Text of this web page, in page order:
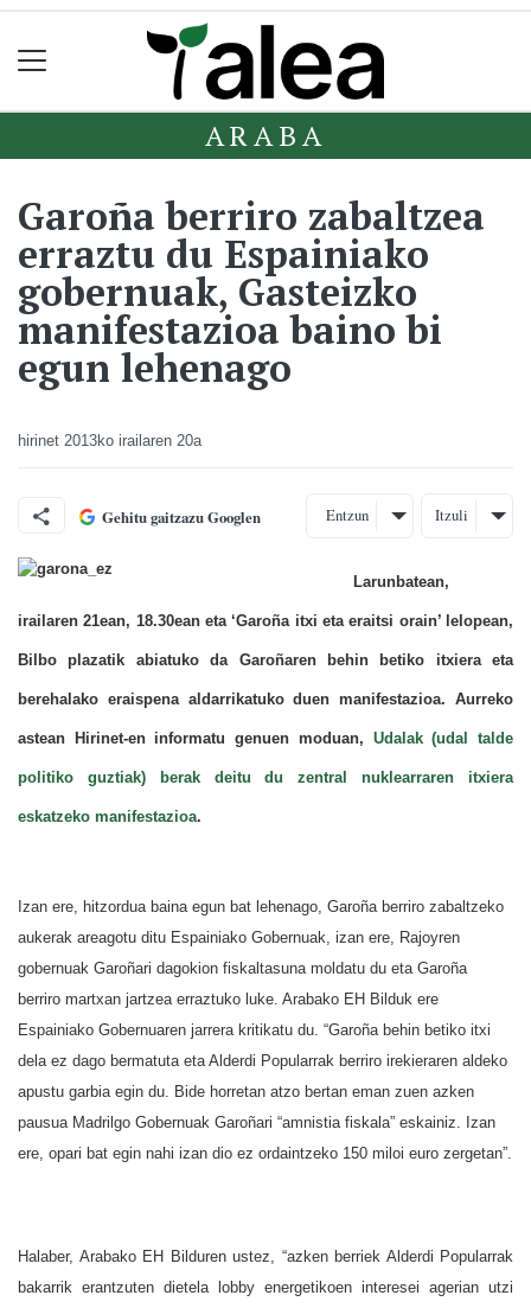
ARABA
Garoña berriro zabaltzea
erraztu du Espainiako
gobernuak, Gasteizko
manifestazioa baino bi
egun lehenago
hirinet 2013ko irailaren 20a
Gehitu gaitzazu Googlen Entzun Itzuli
Larunbatean,
irailaren 21ean, 18.30ean eta ‘Garoña itxi eta eraitsi orain’ lelopean,
Bilbo plazatik abiatuko da Garoñaren behin betiko itxiera eta
berehalako eraispena aldarrikatuko duen manifestazioa. Aurreko
astean Hirinet-en informatu genuen moduan, Udalak (udal talde
politiko guztiak) berak deitu du zentral nuklearraren itxiera
eskatzeko manifestazioa.
Izan ere, hitzordua baina egun bat lehenago, Garoña berriro zabaltzeko
aukerak areagotu ditu Espainiako Gobernuak, izan ere, Rajoyren
gobernuak Garoñari dagokion fiskaltasuna moldatu du eta Garoña
berriro martxan jartzea erraztuko luke. Arabako EH Bilduk ere
Espainiako Gobernuaren jarrera kritikatu du. “Garoña behin betiko itxi
dela ez dago bermatuta eta Alderdi Popularrak berriro irekieraren aldeko
apustu garbia egin du. Bide horretan atzo bertan eman zuen azken
pausua Madrilgo Gobernuak Garoñari “amnistia fiskala” eskainiz. Izan
ere, opari bat egin nahi izan dio ez ordaintzeko 150 miloi euro zergetan”.
Halaber, Arabako EH Bilduren ustez, “azken berriek Alderdi Popularrak
bakarrik erantzuten dietela lobby energetikoen interesei agerian utzi